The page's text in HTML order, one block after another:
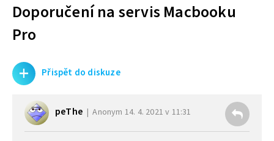
Doporučení na servis Macbooku
Pro
+ Přispět do diskuze
peThe Anonym 14. 4. 2021 v 11:31